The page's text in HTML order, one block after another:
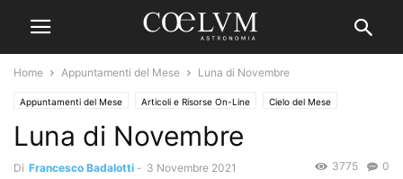
Home Appuntamenti del Mese Luna di Novembre
Appuntamenti del Mese Articoli e Risorse On-Line Cielo del Mese
Luna di Novembre
Di Francesco Badalotti - 3 Novembre 2021 0
3775